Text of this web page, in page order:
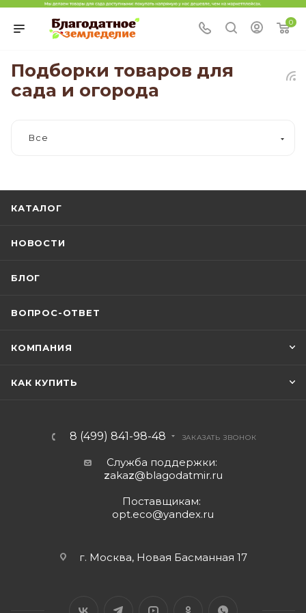
0
Подборки товаров для
сада и огорода
Все
КАТАЛОГ
НОВОСТИ
БЛОГ
ВОПРОС-ОТВЕТ
КОМПАНИЯ
КАК КУПИТЬ
8 (499) 841-98-48 ЗАКАЗАТЬ ЗВОНОК
Служба поддержки:
zakaz@blagodatmir.ru
Поставщикам:
opt.eco@yandex.ru
г. Москва, Новая Басманная 17